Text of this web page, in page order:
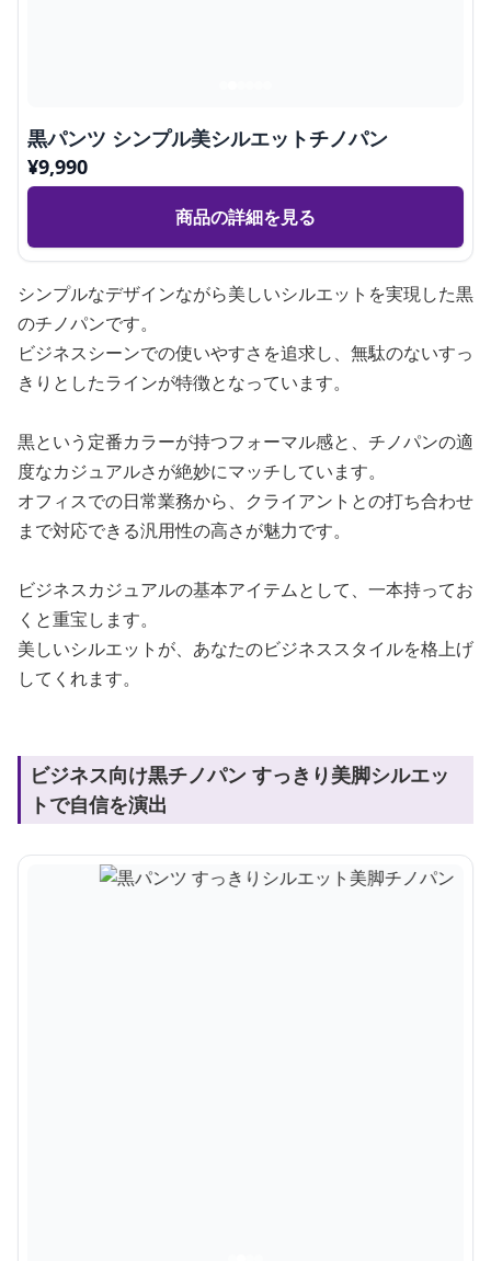
黒パンツ シンプル美シルエットチノパン
¥9,990
商品の詳細を見る
シンプルなデザインながら美しいシルエットを実現した黒
のチノパンです。
ビジネスシーンでの使いやすさを追求し、無駄のないすっ
きりとしたラインが特徴となっています。
黒という定番カラーが持つフォーマル感と、チノパンの適
度なカジュアルさが絶妙にマッチしています。
オフィスでの日常業務から、クライアントとの打ち合わせ
まで対応できる汎用性の高さが魅力です。
ビジネスカジュアルの基本アイテムとして、一本持ってお
くと重宝します。
美しいシルエットが、あなたのビジネススタイルを格上げ
してくれます。
ビジネス向け黒チノパン すっきり美脚シルエッ
トで自信を演出